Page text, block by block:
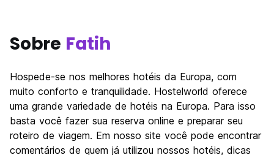
Sobre Fatih
Hospede-se nos melhores hotéis da Europa, com
muito conforto e tranquilidade. Hostelworld oferece
uma grande variedade de hotéis na Europa. Para isso
basta você fazer sua reserva online e preparar seu
roteiro de viagem. Em nosso site você pode encontrar
comentários de quem já utilizou nossos hotéis, dicas